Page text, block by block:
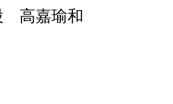
高嘉瑜和